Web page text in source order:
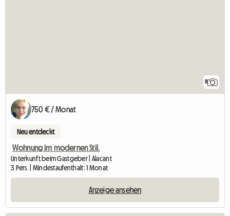
8
750 € / Monat
Neu entdeckt
Wohnung im modernen Stil.
Unterkunft beim Gastgeber | Alacant
3 Pers. | Mindestaufenthalt: 1 Monat
Anzeige ansehen